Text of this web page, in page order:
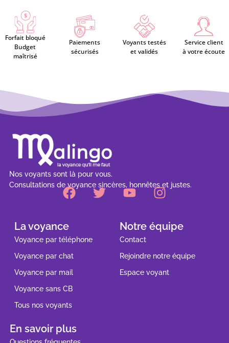
Forfait bloqué
Budget
maîtrisé
Paiements
sécurisés
Voyants testés
et validés
Service client
à votre écoute
Nos voyants sont là pour vous.
Consultations de voyance sincères, honnêtes et justes.
La voyance
Voyance par téléphone
Voyance par chat
Voyance par mail
Voyance sans CB
Tous nos voyants
Notre équipe
Contact
Rejoindre notre équipe
Espace voyant
En savoir plus